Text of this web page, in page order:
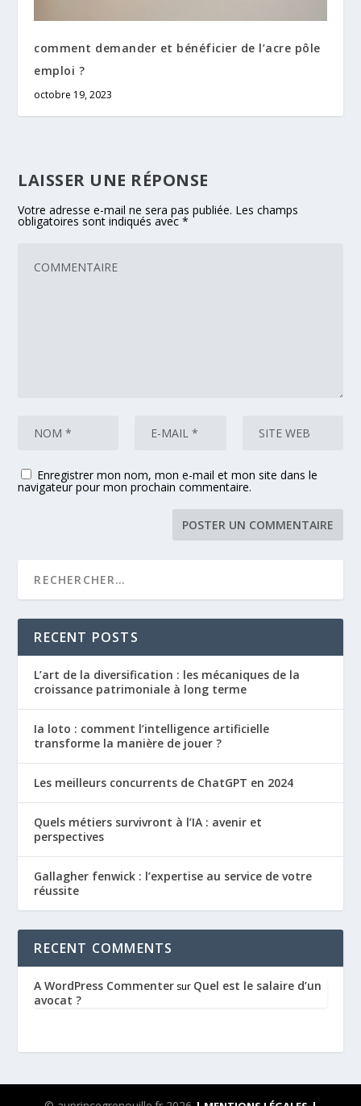
comment demander et bénéficier de l’acre pôle
emploi ?
octobre 19, 2023
LAISSER UNE RÉPONSE
Votre adresse e-mail ne sera pas publiée. Les champs
obligatoires sont indiqués avec*
Enregistrer mon nom, mon e-mail et mon site dans le
navigateur pour mon prochain commentaire.
RECENT POSTS
L’art de la diversification : les mécaniques de la
croissance patrimoniale à long terme
Ia loto : comment l’intelligence artificielle
transforme la manière de jouer ?
Les meilleurs concurrents de ChatGPT en 2024
Quels métiers survivront à l’IA : avenir et
perspectives
Gallagher fenwick : l’expertise au service de votre
réussite
RECENT COMMENTS
A WordPress Commenter sur Quel est le salaire d’un
avocat ?